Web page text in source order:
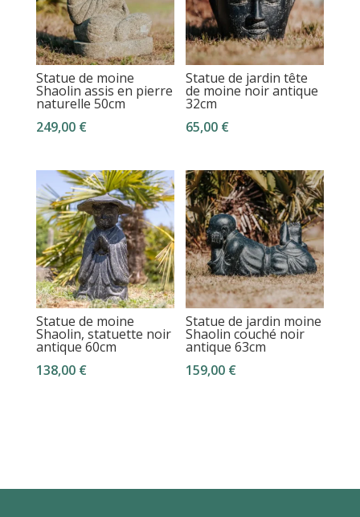
Statue de moine
Shaolin assis en pierre
naturelle 50cm
249,00 €
Statue de jardin tête
de moine noir antique
32cm
65,00 €
Statue de moine
Shaolin, statuette noir
antique 60cm
138,00 €
Statue de jardin moine
Shaolin couché noir
antique 63cm
159,00 €